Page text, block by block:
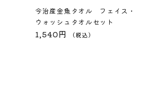
今治産金魚タオル フェイス・
ウォッシュタオルセット
1,540円 （税込）